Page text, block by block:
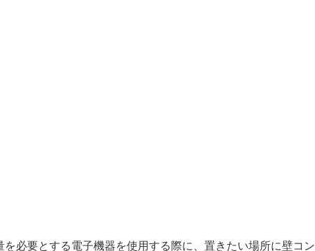
必要とする電子機器を使用する際に、置きたい場所に壁コン